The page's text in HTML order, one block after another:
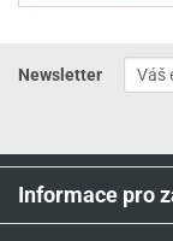
Newsletter
Informace pro